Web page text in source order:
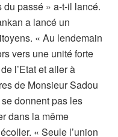
passé » a-t-il lancé.
a lancé un
« Au lendemain
vers une unité forte
l’Etat et aller à
de Monsieur Sadou
donnent pas les
dans la même
« Seule l’union